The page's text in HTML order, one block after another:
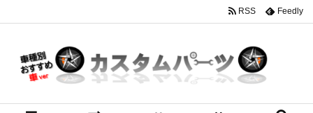
RSS Feedly